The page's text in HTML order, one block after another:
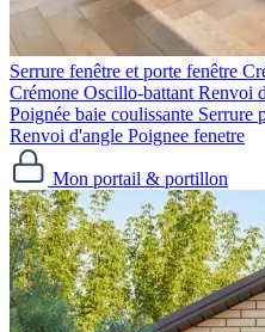
Serrure fenêtre et porte fenêtre
Crémone Oscillo-battant Renvoi
Poignée baie coulissante Serrure
Renvoi d'angle Poignee fenetre
Mon portail & portillon